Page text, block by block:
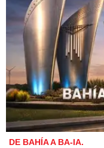
DE BAHÍA A BA-IA.